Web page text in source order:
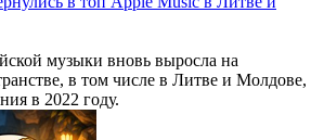
музыки вновь выросла на
в том числе в Литве и Молдове,
в 2022 году.